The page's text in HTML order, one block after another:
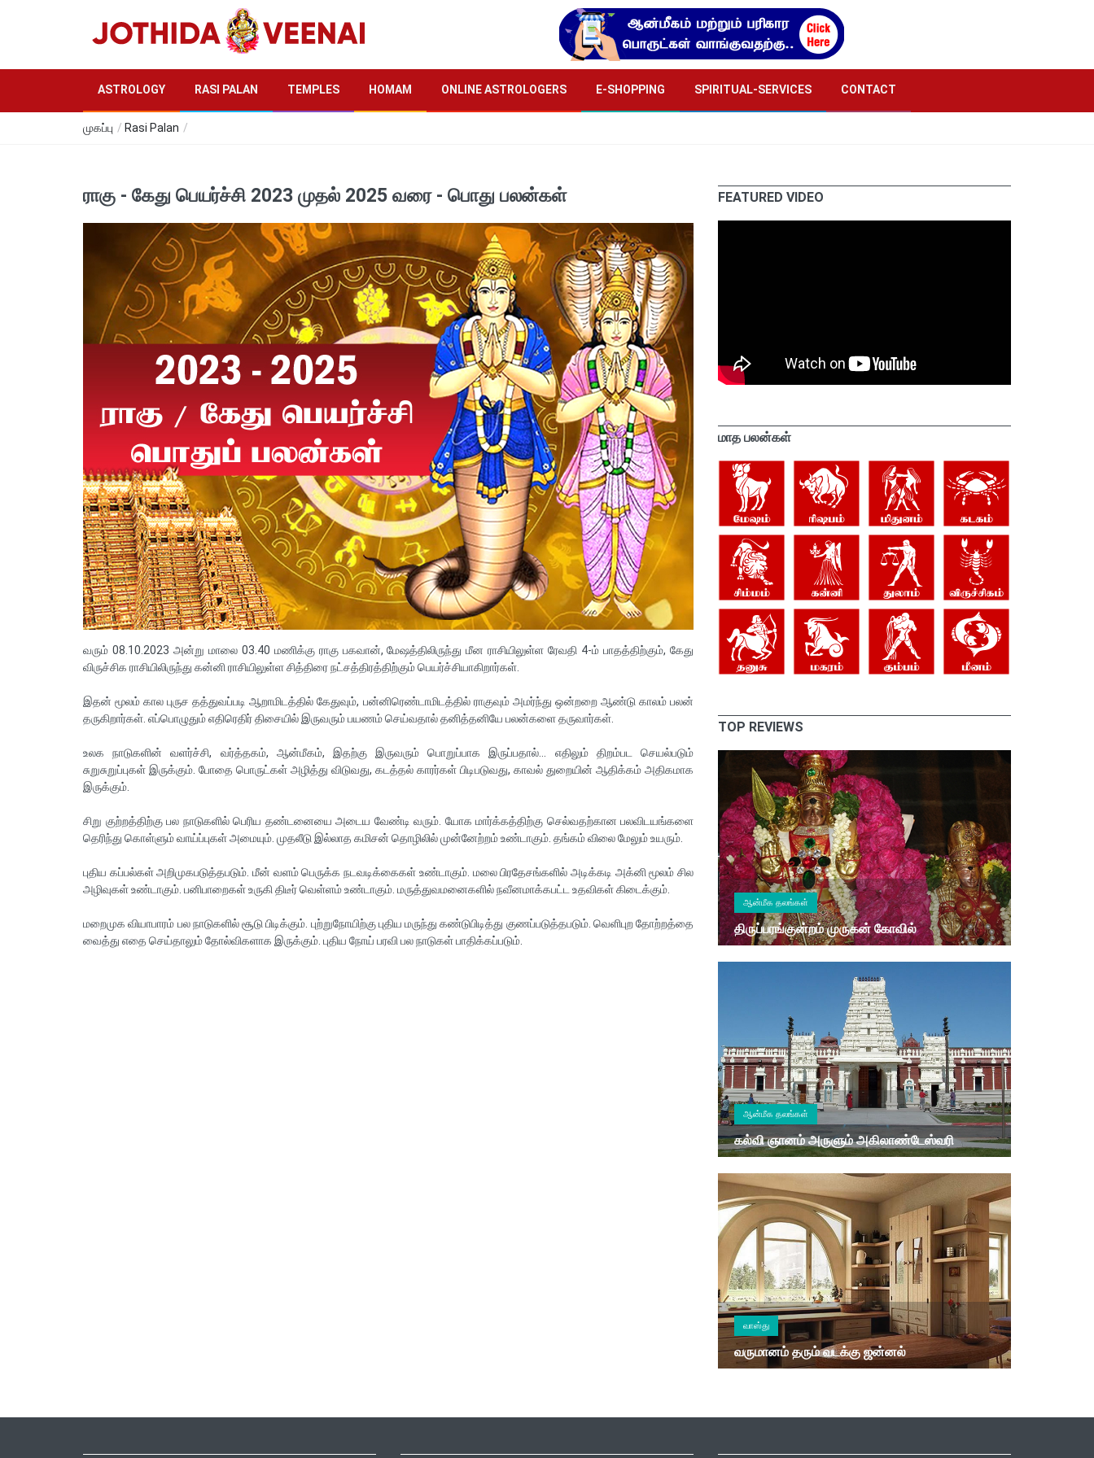
ASTROLOGY RASI PALAN TEMPLES HOMAM ONLINE ASTROLOGERS E-SHOPPING SPIRITUAL-SERVICES CONTACT
முகப்பு / Rasi Palan /
ராகு - கேது பெயர்ச்சி 2023 முதல் 2025 வரை - பொது பலன்கள்
வரும் 08.10.2023 அன்று மாலை 03.40 மணிக்கு ராகு பகவான், மேஷத்திலிருந்து மீன ராசியிலுள்ள ரேவதி 4-ம் பாதத்திற்கும், கேது
விருச்சிக ராசியிலிருந்து கன்னி ராசியிலுள்ள சித்திரை நட்சத்திரத்திற்கும் பெயர்ச்சியாகிறார்கள்.
இதன் மூலம் கால புருச தத்துவப்படி ஆறாமிடத்தில் கேதுவும், பன்னிரெண்டாமிடத்தில் ராகுவும் அமர்ந்து ஒன்றறை ஆண்டு காலம் பலன்
தருகிறார்கள். எப்பொழுதும் எதிரெதிர் திசையில் இருவரும் பயணம் செய்வதால் தனித்தனியே பலன்களை தருவார்கள்.
உலக நாடுகளின் வளர்ச்சி, வர்த்தகம், ஆன்மீகம், இதற்கு இருவரும் பொறுப்பாக இருப்பதால்... எதிலும் திறம்பட செயல்படும்
சுறுசுறுப்புகள் இருக்கும். போதை பொருட்கள் அழித்து விடுவது, கடத்தல் காரர்கள் பிடிபடுவது, காவல் துறையின் ஆதிக்கம் அதிகமாக
இருக்கும்.
சிறு குற்றத்திற்கு பல நாடுகளில் பெரிய தண்டனையை அடைய வேண்டி வரும். யோக மார்க்கத்திற்கு செல்வதற்கான பலவிடயங்களை
தெரிந்து கொள்ளும் வாய்ப்புகள் அமையும். முதலீடு இல்லாத கமிசன் தொழிலில் முன்னேற்றம் உண்டாகும். தங்கம் விலை மேலும் உயரும்.
புதிய கப்பல்கள் அறிமுகபடுத்தபடும். மீன் வளம் பெருக்க நடவடிக்கைகள் உண்டாகும். மலை பிரதேசங்களில் அடிக்கடி அக்னி மூலம் சில
அழிவுகள் உண்டாகும். பனிபாறைகள் உருகி திடீர் வெள்ளம் உண்டாகும். மருத்துவமனைகளில் நவீனமாக்கபட்ட உதவிகள் கிடைக்கும்.
மறைமுக வியாபாரம் பல நாடுகளில் சூடு பிடிக்கும். புற்றுநோயிற்கு புதிய மருந்து கண்டுபிடித்து குணப்படுத்தபடும். வெளிபுற தோற்றத்தை
வைத்து எதை செய்தாலும் தோல்விகளாக இருக்கும். புதிய நோய் பரவி பல நாடுகள் பாதிக்கப்படும்.
FEATURED VIDEO
மாத பலன்கள்
TOP REVIEWS
ஆன்மீக தலங்கள்
திருப்பரங்குன்றம் முருகன் கோவில்
ஆன்மீக தலங்கள்
கல்வி ஞானம் அருளும் அகிலாண்டேஸ்வரி
வாஸ்து
வருமானம் தரும் வடக்கு ஜன்னல்